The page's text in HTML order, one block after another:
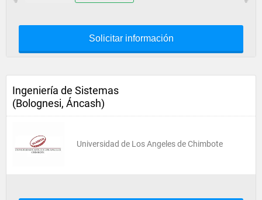
Solicitar información
Ingeniería de Sistemas
(Bolognesi, Áncash)
Universidad de Los Angeles de Chimbote